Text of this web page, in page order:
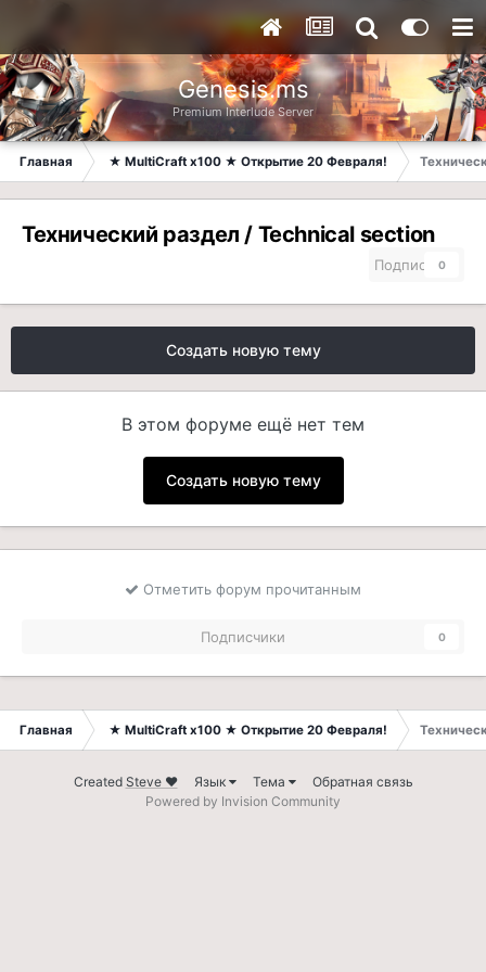
Genesis.ms
Premium Interlude Server
Главная ★ MultiCraft x100 ★ Открытие 20 Февраля!
Технический раздел / Technical section
Подписчики
0
Создать новую тему
В этом форуме ещё нет тем
Создать новую тему
Отметить форум прочитанным
Подписчики 0
Главная ★ MultiCraft x100 ★ Открытие 20 Февраля!
Created Steve ❤ Язык Тема
Обратная связь
Powered by Invision Community